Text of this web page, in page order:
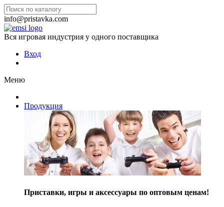
info@pristavka.com
Вся игровая индустрия у одного поставщика
Вход
Меню
Продукция
Приставки, игры и аксессуары по оптовым ценам!